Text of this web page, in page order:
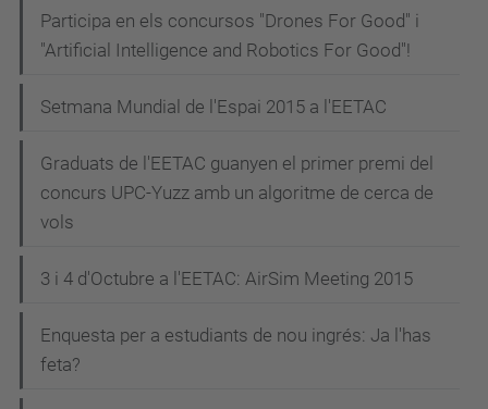
Participa en els concursos "Drones For Good" i
"Artificial Intelligence and Robotics For Good"!
Setmana Mundial de l'Espai 2015 a l'EETAC
Graduats de l'EETAC guanyen el primer premi del
concurs UPC-Yuzz amb un algoritme de cerca de
vols
3 i 4 d'Octubre a l'EETAC: AirSim Meeting 2015
Enquesta per a estudiants de nou ingrés: Ja l'has
feta?